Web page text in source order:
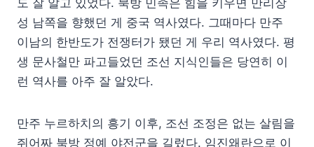
성 남쪽을 향했던 게 중국 역사였다. 그때마다 만주
이남의 한반도가 전쟁터가 됐던 게 우리 역사였다. 평
생 문사철만 파고들었던 조선 지식인들은 당연히 이
런 역사를 아주 잘 알았다.
만주 누르하치의 흥기 이후, 조선 조정은 없는 살림을
쥐어짜 북방 정예 야전군을 길렀다. 임진왜란으로 이